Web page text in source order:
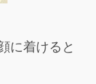
に着けると